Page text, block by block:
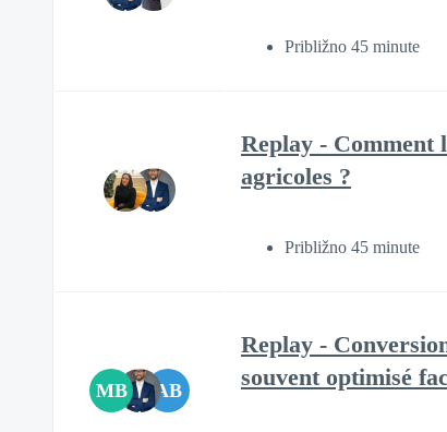
Približno 45 minute
Replay - Comment
agricoles ?
Približno 45 minute
MB AB
Replay -
souvent optimisé